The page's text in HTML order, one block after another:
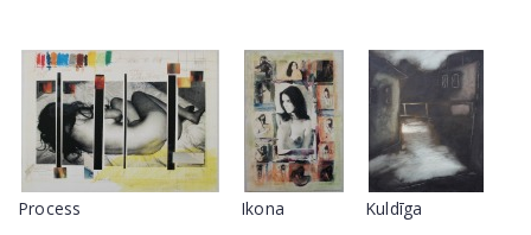
Process Ikona Kuldīga